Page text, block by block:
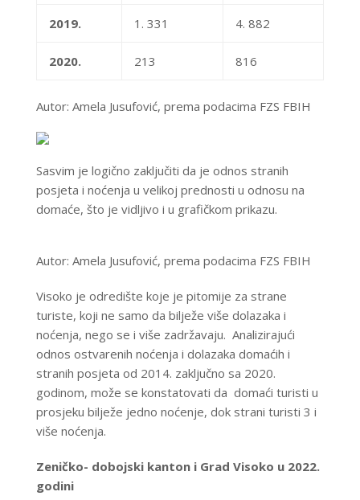
2019. 1. 331 4. 882
2020. 213 816
Autor: Amela Jusufović, prema podacima FZS FBIH
Sasvim je logično zaključiti da je odnos stranih
posjeta i noćenja u velikoj prednosti u odnosu na
domaće, što je vidljivo i u grafičkom prikazu.
Autor: Amela Jusufović, prema podacima FZS FBIH
Visoko je odredište koje je pitomije za strane
turiste, koji ne samo da bilježe više dolazaka i
noćenja, nego se i više zadržavaju. Analizirajući
odnos ostvarenih noćenja i dolazaka domaćih i
stranih posjeta od 2014. zaključno sa 2020.
godinom, može se konstatovati da domaći turisti u
prosjeku bilježe jedno noćenje, dok strani turisti 3 i
više noćenja.
Zeničko- dobojski kanton i Grad Visoko u 2022.
godini